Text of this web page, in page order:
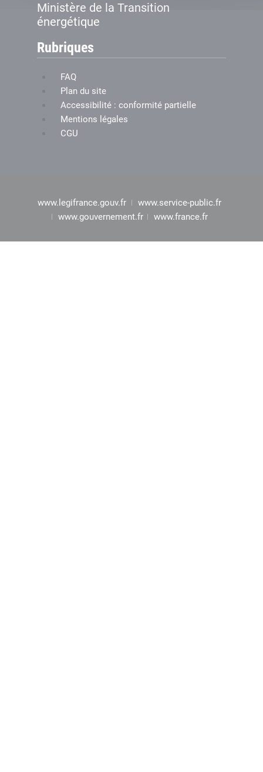
Ministère de la Transition
énergétique
Rubriques
FAQ
Plan du site
Accessibilité : conformité partielle
Mentions légales
CGU
www.legifrance.gouv.fr
www.service-public.fr
www.gouvernement.fr
www.france.fr